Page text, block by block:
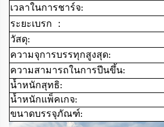
เวลาในการชาร์จ:
ระยะเบรก
：
วัสดุ:
ความจุการบรรทุกสูงสุด:
ความสามารถในการปีนขึ้น:
น้ำหนักสุทธิ:
น้ำหนักแพ็คเกจ:
ขนาดบรรจุภัณฑ์: